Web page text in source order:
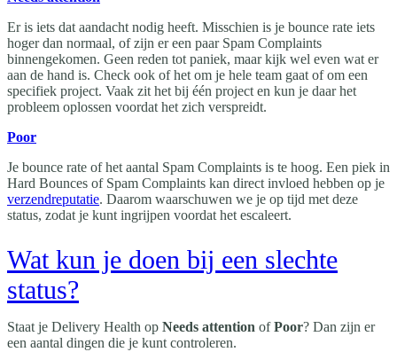
Er is iets dat aandacht nodig heeft. Misschien is je bounce rate iets
hoger dan normaal, of zijn er een paar Spam Complaints
binnengekomen. Geen reden tot paniek, maar kijk wel even wat er
aan de hand is. Check ook of het om je hele team gaat of om een
specifiek project. Vaak zit het bij één project en kun je daar het
probleem oplossen voordat het zich verspreidt.
Poor
Je bounce rate of het aantal Spam Complaints is te hoog. Een piek in
Hard Bounces of Spam Complaints kan direct invloed hebben op je
verzendreputatie. Daarom waarschuwen we je op tijd met deze
status, zodat je kunt ingrijpen voordat het escaleert.
Wat kun je doen bij een slechte
status?
Staat je Delivery Health op Needs attention ofPoor? Dan zijn er
een aantal dingen die je kunt controleren.